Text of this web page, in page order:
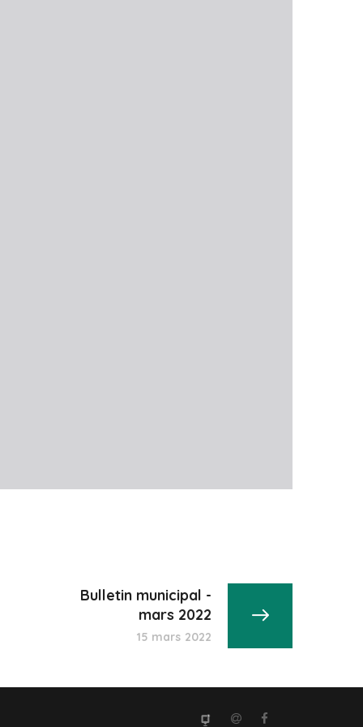
Bulletin municipal -
mars 2022
15 mars 2022